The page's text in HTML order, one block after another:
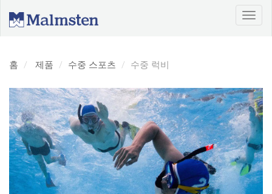
홈 제품 수중 스포츠 수중 럭비